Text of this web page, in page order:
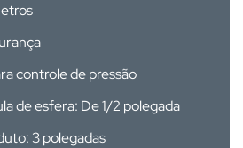
controle de pressão
de esfera: De 1/2 polegada
3 polegadas